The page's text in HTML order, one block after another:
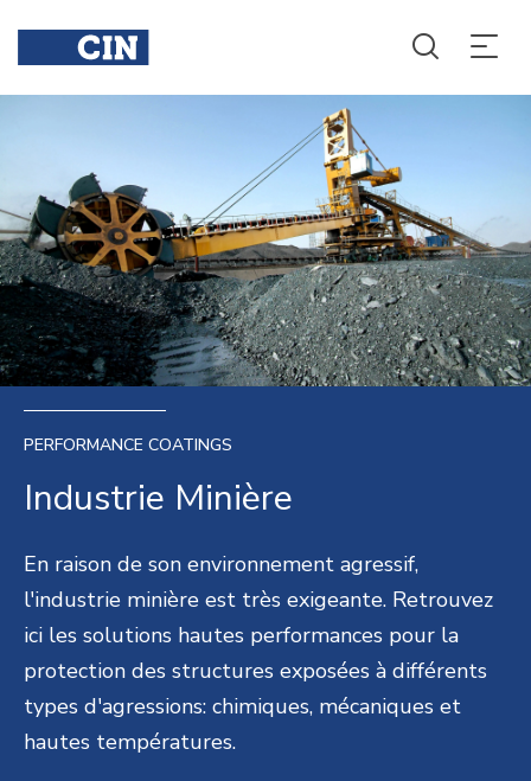
PERFORMANCE COATINGS
Industrie Minière
En raison de son environnement agressif,
l'industrie minière est très exigeante. Retrouvez
ici les solutions hautes performances pour la
protection des structures exposées à différents
types d'agressions: chimiques, mécaniques et
hautes températures.